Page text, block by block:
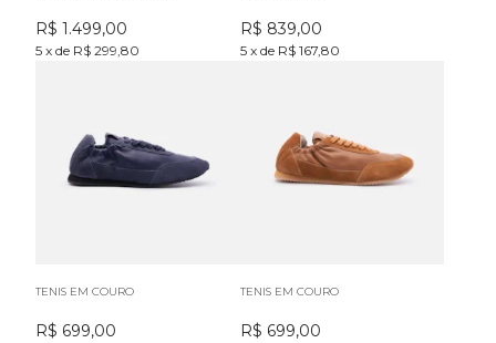
R$ 1.499,00
5 x de R$ 299,80
R$ 839,00
5 x de R$ 167,80
TENIS EM COURO
R$ 699,00
TENIS EM COURO
R$ 699,00